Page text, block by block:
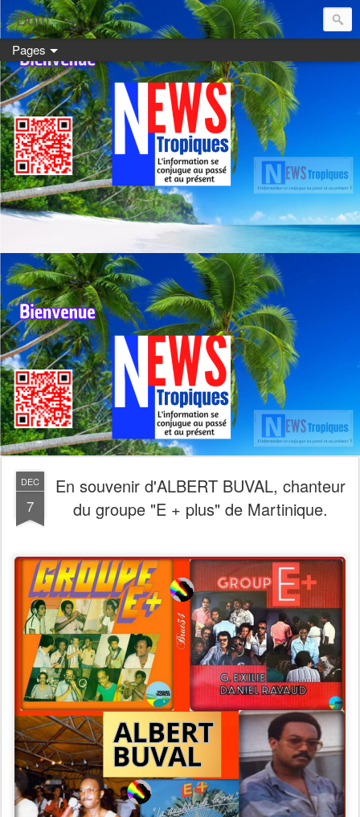
Dom:
Pages
DEC
7
En souvenir d'ALBERT BUVAL, chanteur
du groupe "E + plus" de Martinique.